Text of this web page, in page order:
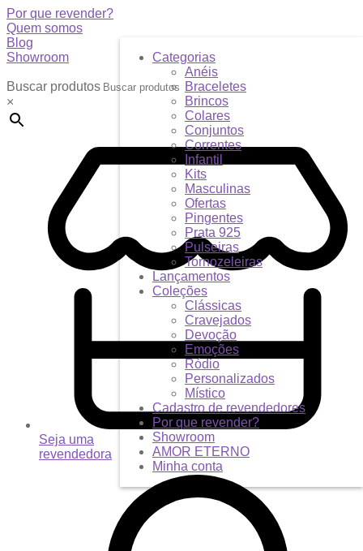
Por que revender?
Quem somos
Blog
Showroom
Buscar produtos
×
Seja uma
revendedora
Categorias
Anéis
Braceletes
Brincos
Colares
Conjuntos
Correntes
Infantil
Kits
Masculinas
Ofertas
Pingentes
Prata 925
Pulseiras
Tornozeleiras
Lançamentos
Coleções
Clássicas
Cravejados
Devoção
Emoções
Ródio
Personalizados
Místico
Cadastro de revendedores
Por que revender?
Showroom
AMOR ETERNO
Minha conta